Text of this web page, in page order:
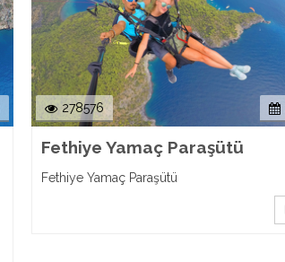
278576
Fethiye Yamaç Paraşütü
Fethiye Yamaç Paraşütü